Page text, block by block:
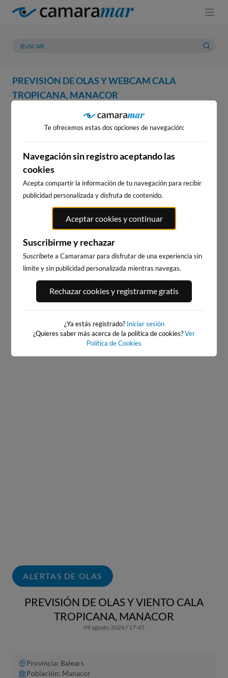
PREVISIÓN DE OLAS Y WEBCAM CALA
TROPICANA, MANACOR
PREVISIÓN METEOROLOGÍA
WEBCAM CALA TROPICANA,
MANACOR
WEBCAMS CERCANAS
PORT ANDRATX
77km · Andratx
PLAYA DE SITGES
0.0 m CHOPI
ALERTAS DE OLAS
PREVISIÓN DE OLAS Y VIENTO CALA
TROPICANA, MANACOR
09 agosto 2026 / 17:45
Provincia: Balears
Población: Manacor
Te ofrecemos estas dos opciones de navegación:
Navegación sin registro aceptando las
cookies
Acepta compartir la información de tu navegación para recibir
publicidad personalizada y disfruta de contenido.
Aceptar cookies y continuar
Suscribirme y rechazar
Suscríbete a Camaramar para disfrutar de una experiencia sin
límite y sin publicidad personalizada mientras navegas.
Rechazar cookies y registrarme gratis
¿Ya estás registrado? Iniciar sesión
¿Quieres saber más acerca de la política de cookies?Ver
Política de Cookies